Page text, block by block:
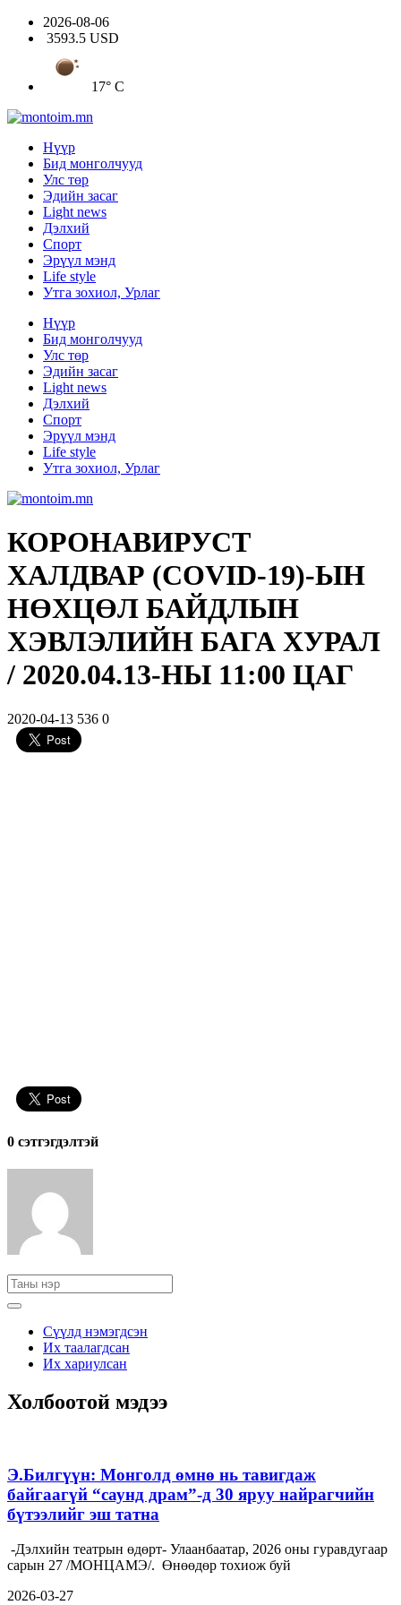
2026-08-06
3593.5 USD
17° C
Нүүр
Бид монголчууд
Улс төр
Эдийн засаг
Light news
Дэлхий
Спорт
Эрүүл мэнд
Life style
Утга зохиол, Урлаг
Нүүр
Бид монголчууд
Улс төр
Эдийн засаг
Light news
Дэлхий
Спорт
Эрүүл мэнд
Life style
Утга зохиол, Урлаг
КОРОНАВИРУСТ
ХАЛДВАР (COVID-19)-ЫН
НӨХЦӨЛ БАЙДЛЫН
ХЭВЛЭЛИЙН БАГА ХУРАЛ
/ 2020.04.13-НЫ 11:00 ЦАГ
2020-04-13 536 0
0 cэтгэгдэлтэй
Сүүлд нэмэгдсэн
Их таалагдсан
Их хариулсан
Холбоотой мэдээ
Э.Билгүүн: Монголд өмнө нь тавигдаж
байгаагүй “саунд драм”-д 30 яруу найрагчийн
бүтээлийг эш татна
-Дэлхийн театрын өдөрт- Улаанбаатар, 2026 оны гуравдугаар
сарын 27 /МОНЦАМЭ/. Өнөөдөр тохиож буй
2026-03-27